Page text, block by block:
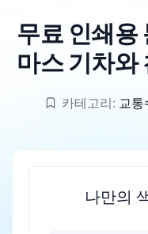
무료 인쇄용
마스 기차와
카테고리: 교통
나만의